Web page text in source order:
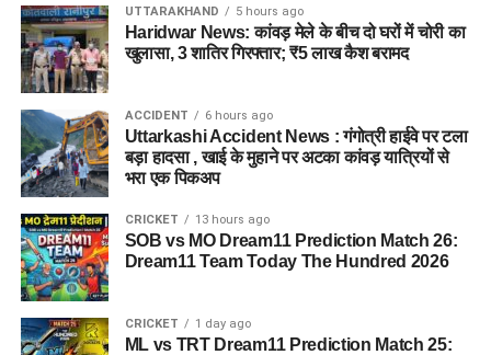
UTTARAKHAND 5 hours ago
Haridwar News: कांवड़ मेले के बीच दो घरों में चोरी का
खुलासा, 3 शातिर गिरफ्तार; ₹5 लाख कैश बरामद
ACCIDENT 6 hours ago
Uttarkashi Accident News : गंगोत्री हाईवे पर टला
बड़ा हादसा , खाई के मुहाने पर अटका कांवड़ यात्रियों से
भरा एक पिकअप
CRICKET 13 hours ago
SOB vs MO Dream11 Prediction Match 26:
Dream11 Team Today The Hundred 2026
CRICKET 1 day ago
ML vs TRT Dream11 Prediction Match 25: